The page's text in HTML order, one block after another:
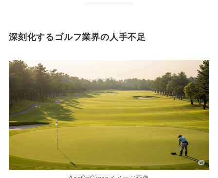
深刻化するゴルフ業界の人手不足